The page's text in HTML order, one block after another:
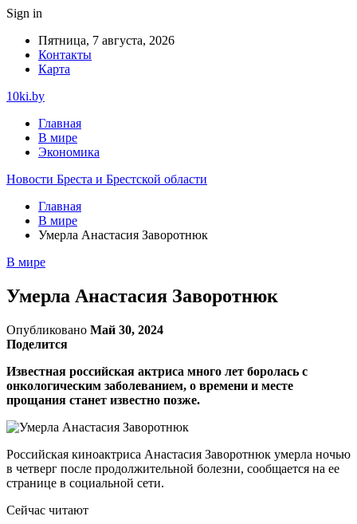
Sign in
Пятница, 7 августа, 2026
Контакты
Карта
10ki.by
Главная
В мире
Экономика
Новости Бреста и Брестской области
Главная
В мире
Умерла Анастасия Заворотнюк
В мире
Умерла Анастасия Заворотнюк
Опубликовано Май 30, 2024
Поделится
Известная российская актриса много лет боролась с
онкологическим заболеванием, о времени и месте
прощания станет известно позже.
Российская киноактриса Анастасия Заворотнюк умерла ночью
в четверг после продолжительной болезни, сообщается на ее
странице в социальной сети.
Сейчас читают